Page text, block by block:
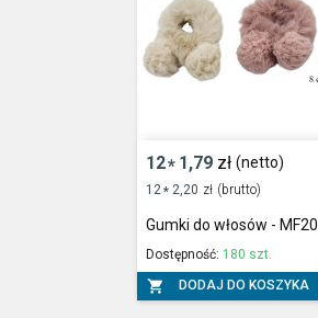
12* 1,79 zł (netto)
12 * 2,20 zł (brutto)
Gumki do włosów -
Dostępność: 180 szt.
 DODAJ DO KOSZYKA